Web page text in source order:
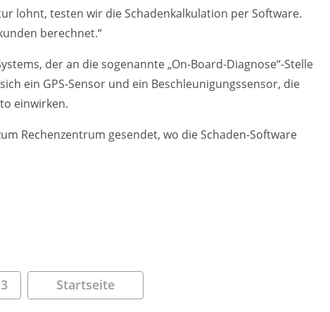
lohnt, testen wir die Schadenkalkulation per Software.
berechnet.“
der an die sogenannte „On-Board-Diagnose“-Stelle
ein GPS-Sensor und ein Beschleunigungssensor, die
einwirken.
Rechenzentrum gesendet, wo die Schaden-Software
3 Startseite